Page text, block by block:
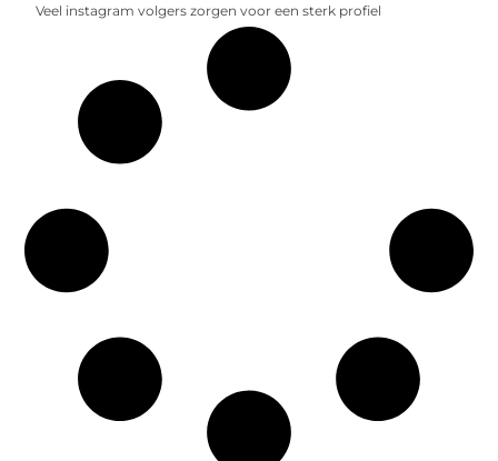
Veel instagram volgers zorgen voor een sterk profiel